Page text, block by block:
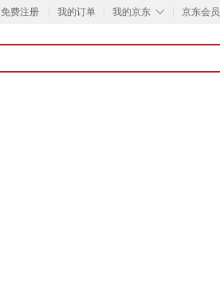
免费注册 我的订单 ◇
我的京东 京东会员